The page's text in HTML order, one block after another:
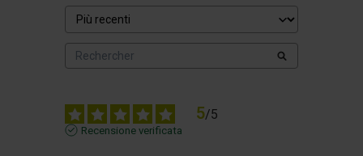
5/5
Recensione verificata